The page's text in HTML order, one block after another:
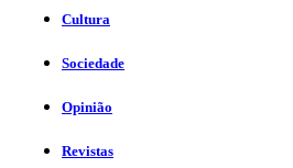
Cultura
Sociedade
Opinião
Revistas